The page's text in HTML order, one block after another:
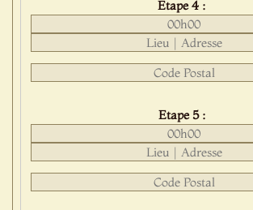
Etape 4 :
Etape 5 :